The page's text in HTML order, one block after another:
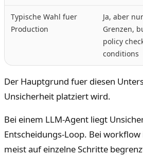
Typische Wahl fuer
Production
Ja, aber
Grenzen,
policy
conditions
Der Hauptgrund fuer diesen
Unsicherheit platziert wird.
Bei einem LLM-Agent liegt
Entscheidungs-Loop. Bei
meist auf einzelne Schritte